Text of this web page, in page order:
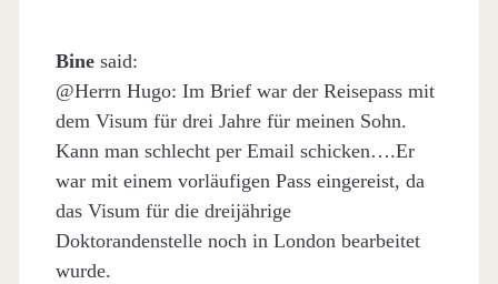
Bine said:
@Herrn Hugo: Im Brief war der Reisepass mit
dem Visum für drei Jahre für meinen Sohn.
Kann man schlecht per Email schicken….Er
war mit einem vorläufigen Pass eingereist, da
das Visum für die dreijährige
Doktorandenstelle noch in London bearbeitet
wurde.